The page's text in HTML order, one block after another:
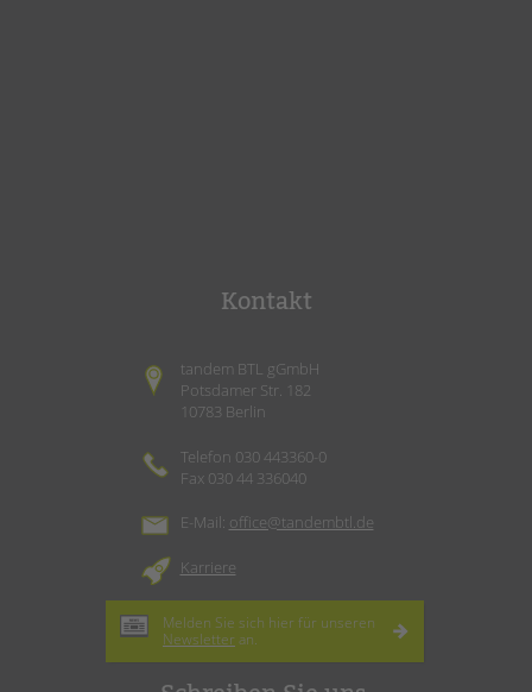
Kontakt
tandem BTL gGmbH
Potsdamer Str. 182
10783 Berlin
Telefon 030 443360-0
Fax 030 44 336040
E-Mail: office@tandembtl.de
Karriere
Melden Sie sich hier für unseren
Newsletter an.